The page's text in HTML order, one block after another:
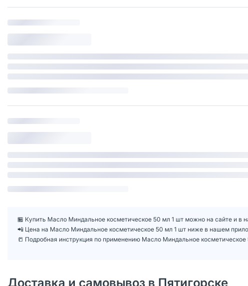
🏪 Купить Масло Миндальное косметическое 50 мл 1 шт можно на сайте и в
📲 Цена на Масло Миндальное косметическое 50 мл 1 шт ниже в нашем
📒 Подробная инструкция по применению Масло Миндальное косметическое
Доставка и самовывоз в Пятигорске